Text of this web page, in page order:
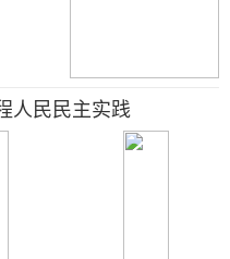
人民民主实践